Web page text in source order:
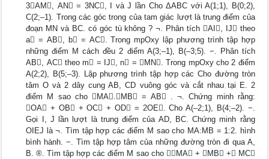
3AM, AN = 3NC, I và J lần Cho ΔABC với A(1;1), B(0;2),
C(2;–1). Trong các góc trong của tam giác lượt là trung điểm của
đoạn MN và BC. có góc tù không ? ¬. Phân tích AI, IJ theo
a = AB, b = AC. Trong mpOxy lập phương trình tập hợp
những điểm M cách đều 2 điểm A(3;–1), B(–3;5). −. Phân tích
AB, AC theo m = IJ, n = MN. Trong mpOxy cho 2 điểm
A(2;2), B(5;–3). Lập phương trình tập hợp các Cho đường tròn
tâm O và 2 dây cung AB, CD vuông góc và cắt nhau tại E. 2
điểm M sao cho MA.MB = AB . ¬. Chứng minh rằng:
OA + OB + OC + OD = 2OE. Cho A(–2;1), B(4;–2). −.
Gọi I, J lần lượt là trung điểm của AD, BC. Chứng minh rằng
OIEJ là ¬. Tìm tập hợp các điểm M sao cho MA:MB = 1:2. hình
bình hành. −. Tìm tập hợp tâm của những đường tròn đi qua A,
B. ®. Tìm tập hợp các điểm M sao cho MA + MB + MC